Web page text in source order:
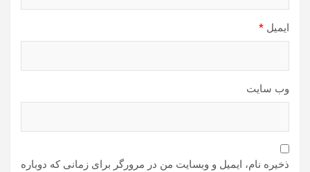
ایمیل *
وب‌ سایت
ذخیره نام، ایمیل و وبسایت من در مرورگر برای زمانی که دوباره